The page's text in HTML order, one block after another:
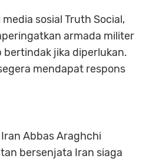
sosial Truth Social,
armada militer
bertindak jika diperlukan.
mendapat respons
Abbas Araghchi
bersenjata Iran siaga